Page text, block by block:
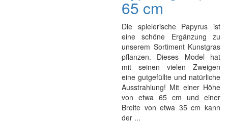
65 cm
Die spielerische Papyrus ist
eine schöne Ergänzung zu
unserem Sortiment Kunstgras
pflanzen. Dieses Model hat
mit seinen vielen Zweigen
eine gutgefüllte und natürliche
Ausstrahlung! Mit einer Höhe
von etwa 65 cm und einer
Breite von etwa 35 cm kann
der ...